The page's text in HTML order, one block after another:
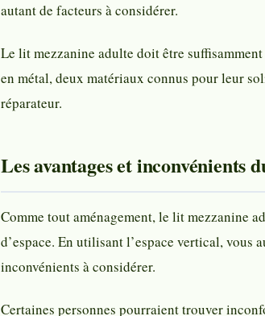
autant de facteurs à considérer.
Le lit mezzanine adulte doit être
en métal, deux matériaux connus pour leur
réparateur.
Les avantages et inconvénients
Comme tout aménagement, le lit mezzanine
d’espace. En utilisant l’espace vertical, vous
inconvénients à considérer.
Certaines personnes pourraient trouver